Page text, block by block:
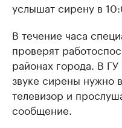
услышат сирену в
В течение часа
проверят
районах города. В
звуке сирены нужно
телевизор и
сообщение.